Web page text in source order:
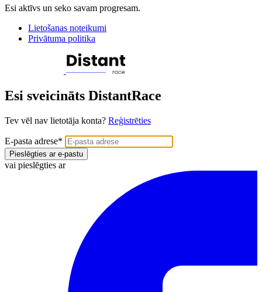
Esi aktīvs un seko savam progresam.
Lietošanas noteikumi
Privātuma politika
Esi sveicināts DistantRace
Tev vēl nav lietotāja konta? Reģistrēties
E-pasta adrese*
Pieslēgties ar e-pastu
vai pieslēgties ar